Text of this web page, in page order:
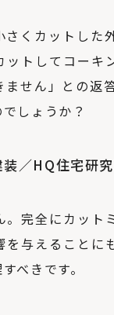
くカットした
ットしてコー
せん」との返
しょうか？
／HQ住宅研
完全にカット
与えることに
べきです。